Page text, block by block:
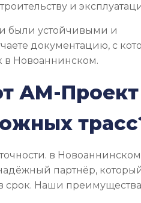
и
были устойчивыми и
документацию, с
в Новоаннинском.
АМ-Проект
в
партнёр,
срок. Наши